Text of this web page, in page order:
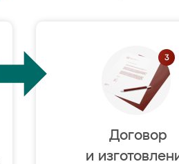
Договор
и